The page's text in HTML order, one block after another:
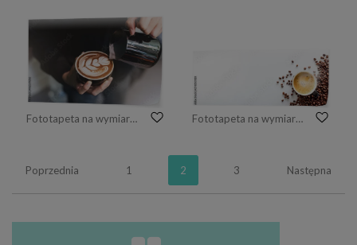
Fototapeta na wymiar Barista robi filiżankę kawy latte art Fototapeta na wymiar gorące espresso i ziarna kawy na białym stole z miękkim ogniskiem i światłem w tle. widok z góry
Poprzednia 1 2 3 Następna